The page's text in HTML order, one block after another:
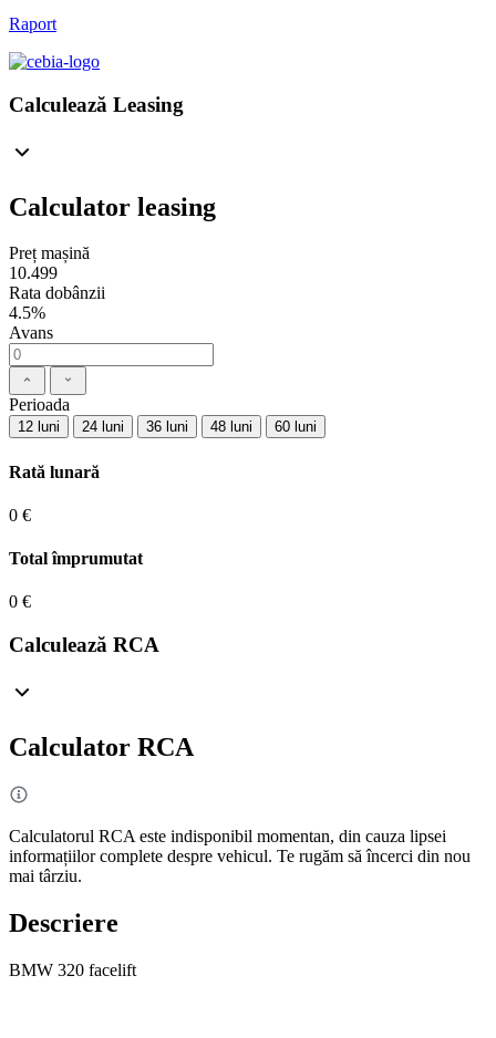
Raport
Calculează Leasing
Calculator leasing
Preț mașină
10.499
Rata dobânzii
4.5%
Avans
Perioada
12 luni 24 luni 36 luni 48 luni 60 luni
Rată lunară
0 €
Total împrumutat
0 €
Calculează RCA
Calculator RCA
Calculatorul RCA este indisponibil momentan, din cauza lipsei
informațiilor complete despre vehicul. Te rugăm să încerci din nou
mai târziu.
Descriere
BMW 320 facelift